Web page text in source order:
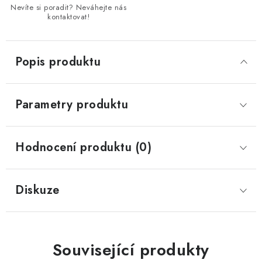
Nevíte si poradit? Neváhejte nás
kontaktovat!
Popis produktu
Parametry produktu
Hodnocení produktu (0)
Diskuze
Související produkty